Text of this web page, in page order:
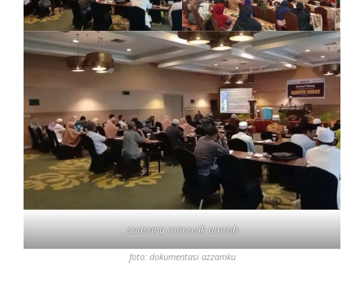
suasana manasik umroh
foto: dokumentasi azzamku